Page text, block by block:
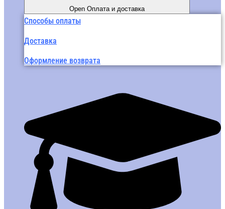
Open Оплата и доставка
Способы оплаты
Доставка
Оформление возврата